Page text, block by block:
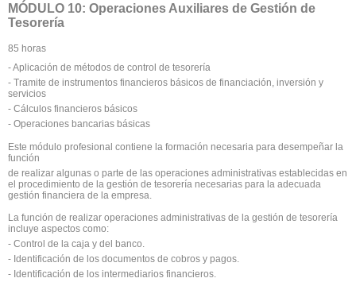
MÓDULO 10: Operaciones Auxiliares de Gestión de
Tesorería
85 horas
- Aplicación de métodos de control de tesorería
- Tramite de instrumentos financieros básicos de financiación, inversión y
servicios
- Cálculos financieros básicos
- Operaciones bancarias básicas
Este módulo profesional contiene la formación necesaria para desempeñar la
función
de realizar algunas o parte de las operaciones administrativas establecidas en
el procedimiento de la gestión de tesorería necesarias para la adecuada
gestión financiera de la empresa.
La función de realizar operaciones administrativas de la gestión de tesorería
incluye aspectos como:
- Control de la caja y del banco.
- Identificación de los documentos de cobros y pagos.
- Identificación de los intermediarios financieros.